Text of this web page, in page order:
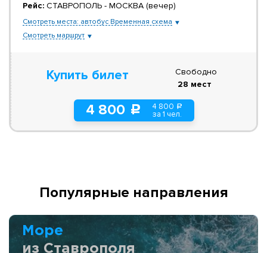
Рейс: СТАВРОПОЛЬ - МОСКВА (вечер)
Смотреть места: автобус Временная схема
Смотреть маршрут
Купить билет
4 800 c 4 800 a
за 1 чел.
Свободно
28 мест
Популярные направления
Море
из Ставрополя